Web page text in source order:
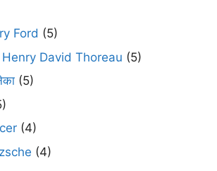
Ford (5)
| Henry David Thoreau (5)
(5)
(4)
(4)